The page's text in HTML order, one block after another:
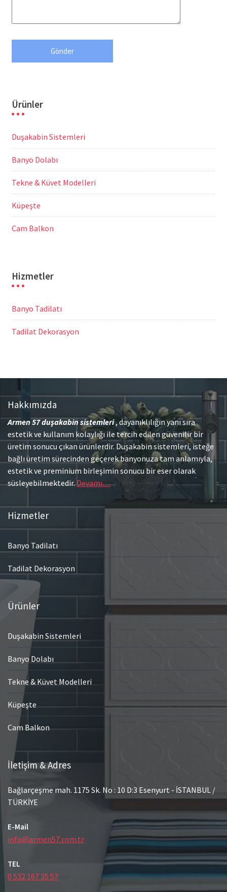
Ürünler
Duşakabin Sistemleri
Banyo Dolabı
Tekne & Küvet Modelleri
Küpeşte
Cam Balkon
Hizmetler
Banyo Tadilatı
Tadilat Dekorasyon
Hakkımızda
Armen 57duşakabin sistemleri, dayanıklılığın yanı sıra
estetik ve kullanım kolaylığı ile tercih edilen güvenilir bir
üretim sonucu çıkan ürünlerdir. Duşakabin sistemleri, isteğe
bağlı üretim sürecinden geçerek banyonuza tam anlamıyla,
estetik ve preminium birleşimin sonucu bir eser olarak
süsleyebilmektedir.Devamı…
Hizmetler
Banyo Tadilatı
Tadilat Dekorasyon
Ürünler
Duşakabin Sistemleri
Banyo Dolabı
Tekne & Küvet Modelleri
Küpeşte
Cam Balkon
İletişim & Adres
Bağlarçeşme mah. 1175 Sk. No : 10 D:3 Esenyurt - İSTANBUL /
TÜRKİYE
E-Mail
info@armen57.com.tr
TEL
0 532 167 35 57